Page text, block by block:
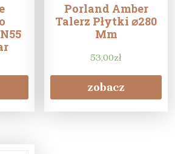
Porland Amber
Talerz Płytki ⌀280
Mm
53,00zł
zobacz